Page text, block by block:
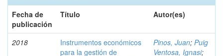
Fecha de
publicación
Título Autor(es)
2018
Instrumentos económicos
para la gestión de
Pinos, Juan; Puig
Ventosa, Ignasi;